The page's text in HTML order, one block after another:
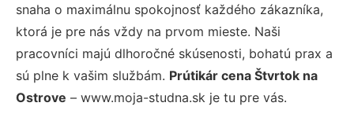
snaha o maximálnu spokojnosť každého zákazníka,
ktorá je pre nás vždy na prvom mieste. Naši
pracovníci majú dlhoročné skúsenosti, bohatú prax a
sú plne k vašim službám. Prútikár cena Štvrtok na
Ostrove – www.moja-studna.sk je tu pre vás.